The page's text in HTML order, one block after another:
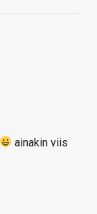
ainakin viis